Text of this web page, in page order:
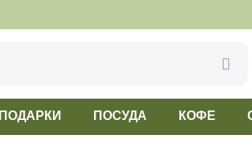
ПОДАРКИ ПОСУДА КОФЕ